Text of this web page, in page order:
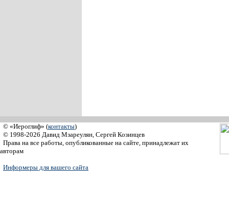
© «Иероглиф» (контакты)
© 1998-2026 Давид Мзареулян, Сергей Козинцев
Права на все работы, опубликованные на сайте, принадлежат их
авторам
Информеры для вашего сайта